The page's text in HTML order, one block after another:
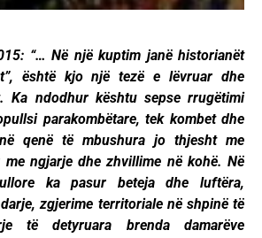
“… Në një kuptim janë historianët
është kjo një tezë e lëvruar dhe
Ka ndodhur kështu sepse rrugëtimi
parakombëtare, tek kombet dhe
qenë të mbushura jo thjesht me
ngjarje dhe zhvillime në kohë. Në
ka pasur beteja dhe luftëra,
zgjerime territoriale në shpinë të
të detyruara brenda damarëve